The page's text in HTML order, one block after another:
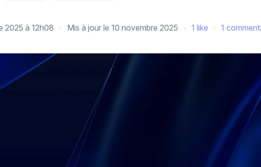
2025 à 12h08 Mis à jour le 10 novembre 2025 1 like 1